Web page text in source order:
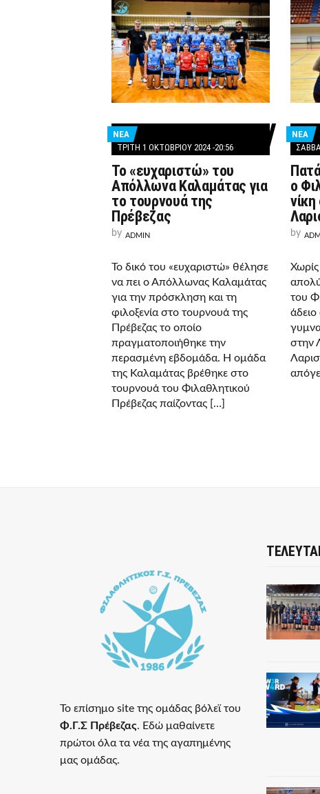
ΝΕΑ
ΤΡΊΤΗ 1 ΟΚΤΩΒΡΊΟΥ 2024 -20:56
Το «ευχαριστώ» του
Απόλλωνα Καλαμάτας για
το τουρνουά της
Πρέβεζας
by ADMIN
Το δικό του «ευχαριστώ» θέλησε
να πει ο Απόλλωνας Καλαμάτας
για την πρόσκληση και τη
φιλοξενία στο τουρνουά της
Πρέβεζας το οποίο
πραγματοποιήθηκε την
περασμένη εβδομάδα. Η ομάδα
της Καλαμάτας βρέθηκε στο
τουρνουά του Φιλαθλητικού
Πρέβεζας παίζοντας […]
ΝΕΑ
ο
by
Χωρίς
του
στην
Το επίσημο site της ομάδας βόλεϊ του
Φ.Γ.Σ Πρέβεζας. Εδώ μαθαίνετε
πρώτοι όλα τα νέα της αγαπημένης
μας ομάδας.